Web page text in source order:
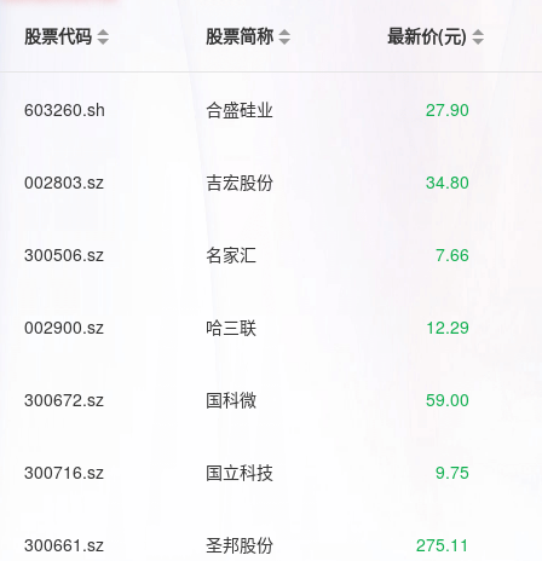
股票代码
股票简称 最新价(元)
603260.sh 合盛硅业 27.90
002803.sz 吉宏股份 34.80
300506.sz 名家汇 7.66
002900.sz 哈三联 12.29
300672.sz 国科微 59.00
300716.sz 国立科技 9.75
300661.sz 圣邦股份 275.11